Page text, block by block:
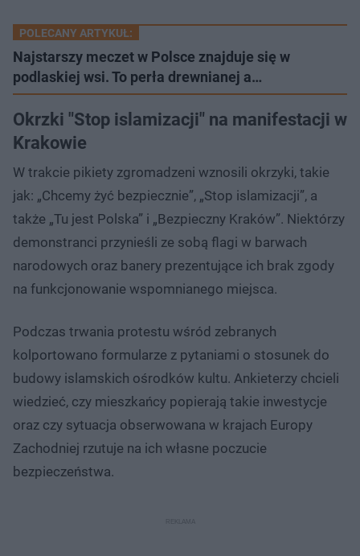
POLECANY ARTYKUŁ:
Najstarszy meczet w Polsce znajduje się w
podlaskiej wsi. To perła drewnianej a…
Okrzki "Stop islamizacji" na manifestacji w
Krakowie
W trakcie pikiety zgromadzeni wznosili okrzyki, takie
jak: „Chcemy żyć bezpiecznie”, „Stop islamizacji”, a
także „Tu jest Polska” i „Bezpieczny Kraków”. Niektórzy
demonstranci przynieśli ze sobą flagi w barwach
narodowych oraz banery prezentujące ich brak zgody
na funkcjonowanie wspomnianego miejsca.
Podczas trwania protestu wśród zebranych
kolportowano formularze z pytaniami o stosunek do
budowy islamskich ośrodków kultu. Ankieterzy chcieli
wiedzieć, czy mieszkańcy popierają takie inwestycje
oraz czy sytuacja obserwowana w krajach Europy
Zachodniej rzutuje na ich własne poczucie
bezpieczeństwa.